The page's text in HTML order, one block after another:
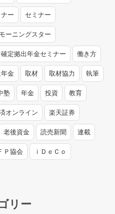
ー セミナー
モーニングスター
定拠出年金セミナー 働き方
金 取材 取材協力 執筆
塾 年金 投資 教育
オンライン 楽天証券
老後資金 読売新聞 連載
Ｐ協会 ｉＤｅＣｏ
リー